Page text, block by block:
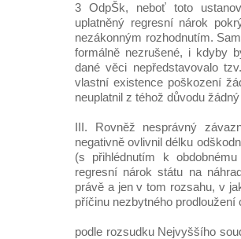
3 OdpŠk, neboť toto
uplatněný regresní nárok
nezákonným rozhodnutím.
formálně nezrušené, i kdyby
dané věci nepředstavovalo
vlastní existence poškození
neuplatnil z téhož důvodu
III. Rovněž nesprávný
negativně ovlivnil délku
(s přihlédnutím k
regresní nárok státu na
právě a jen v tom rozsahu, v
příčinu nezbytného
podle rozsudku Nejvyššího